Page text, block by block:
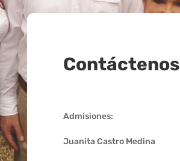
Contáctenos
Admisiones:
Juanita Castro Medina